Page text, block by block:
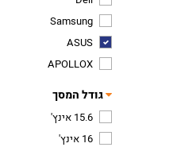
Samsung
ASUS
APOLLOX
גודל המסך
15.6 אינץ'
16 אינץ'